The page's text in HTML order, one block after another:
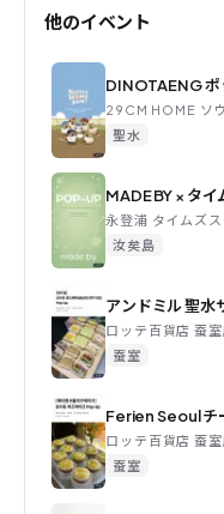
他のイベント
DINOTAENG ポ
29CM HOME ソ
聖水
MADE BY × タ
永登浦 タイムズ
汝矣島
アンドミル 聖水
ロッテ百貨店 蚕
蚕室
Ferien Seoul チ
ロッテ百貨店 蚕
蚕室